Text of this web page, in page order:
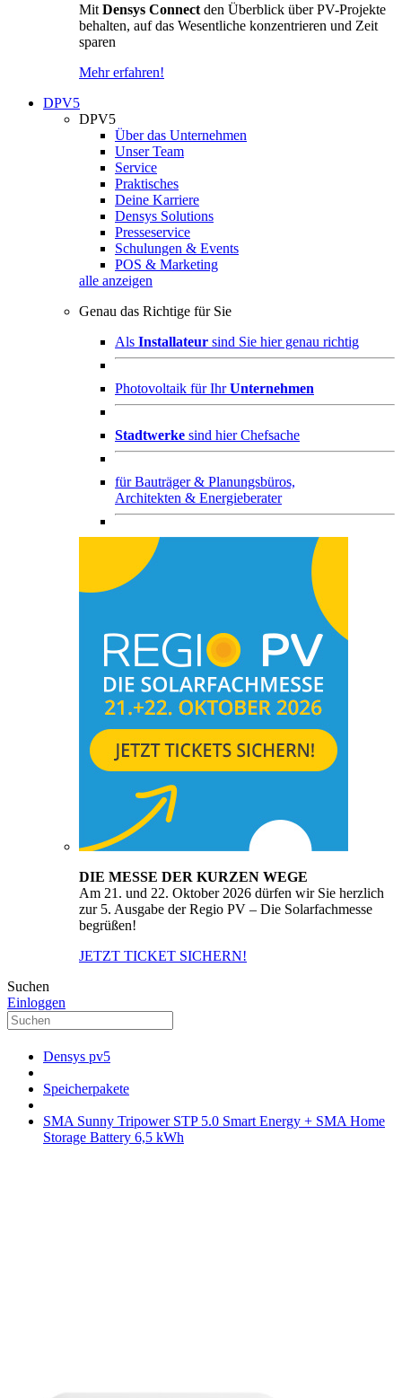
Mit Densys Connect den Überblick über PV-Projekte
behalten, auf das Wesentliche konzentrieren und Zeit
sparen
Mehr erfahren!
DPV5
DPV5
Über das Unternehmen
Unser Team
Service
Praktisches
Deine Karriere
Densys Solutions
Presseservice
Schulungen & Events
POS & Marketing
alle anzeigen
Genau das Richtige für Sie
Als Installateur sind Sie hier genau richtig
Photovoltaik für IhrUnternehmen
Stadtwerke sind hier Chefsache
fürBauträger & Planungsbüros,
Architekten & Energieberater
DIE MESSE DER KURZEN WEGE
Am 21. und 22. Oktober 2026 dürfen wir Sie herzlich
zur 5. Ausgabe der Regio PV – Die Solarfachmesse
begrüßen!
JETZT TICKET SICHERN!
Suchen
Einloggen
Densys pv5
Speicherpakete
SMA Sunny Tripower STP 5.0 Smart Energy + SMA Home
Storage Battery 6,5 kWh